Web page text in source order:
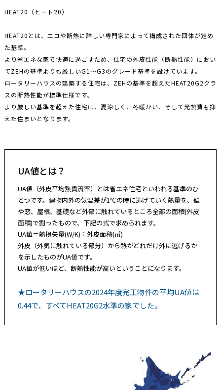
HEAT20（ヒート20）
HEAT20とは、エコや断熱に詳しい専門家によって構成された団体が定め
た基準。
より省エネな家で快適に過ごすため、住宅の外皮性能（断熱性能）におい
てZEHの基準よりも厳しいG1〜G3のグレード基準を設けています。
ロータリーハウスの建築する住宅は、ZEHの基準を超えたHEAT20G2クラ
スの断熱性能が標準仕様です。
より厳しい基準を超えた住宅は、夏涼しく、冬暖かい、そして光熱費も抑
えた住まいとなります。
UA値とは？
UA値（外皮平均熱貫流率）とは省エネ住宅といわれる基準のひ
とつです。建物内外の気温差が1℃の時に逃げていく熱量を、壁
や窓、屋根、基礎など外部に触れているところ全部の面積(外皮
面積)で割ったもので、下記の式で求められます。
UA値＝熱損失量(W/K)÷外皮面積(㎡)
外皮（外気に触れている部分）から熱がどれだけ外に逃げるか
を示したものがUA値です。
UA値が低いほど、断熱性能が高いということになります。
★ロータリーハウスの2024年度完工物件の平均UA値は
0.44で、すべてHEAT20G2水準の家でした。